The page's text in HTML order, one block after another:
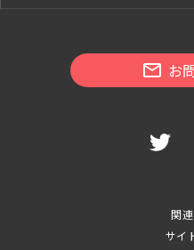
お
関
サイ